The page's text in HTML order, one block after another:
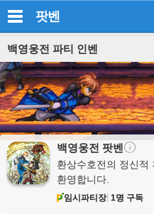
팟벤
백영웅전 파티 인벤
백영웅전 팟벤
임시파티장 1명 구독
환상수호전의 정신적
환영합니다.